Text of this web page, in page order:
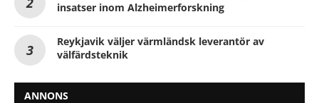
insatser inom Alzheimerforskning
Reykjavik väljer värmländsk leverantör av
välfärdsteknik
ANNONS